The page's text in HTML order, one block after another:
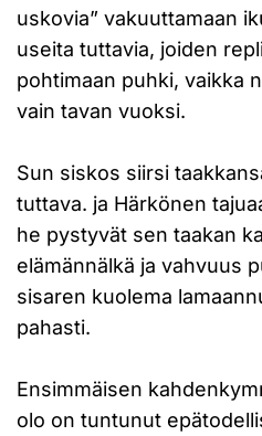
uskovia” vakuuttamaan
useita tuttavia, joiden
pohtimaan puhki, vaikka
vain tavan vuoksi.
Sun siskos siirsi
tuttava. ja Härkönen
he pystyvät sen taakan
elämännälkä ja vahvuus
sisaren kuolema
pahasti.
Ensimmäisen
olo on tuntunut